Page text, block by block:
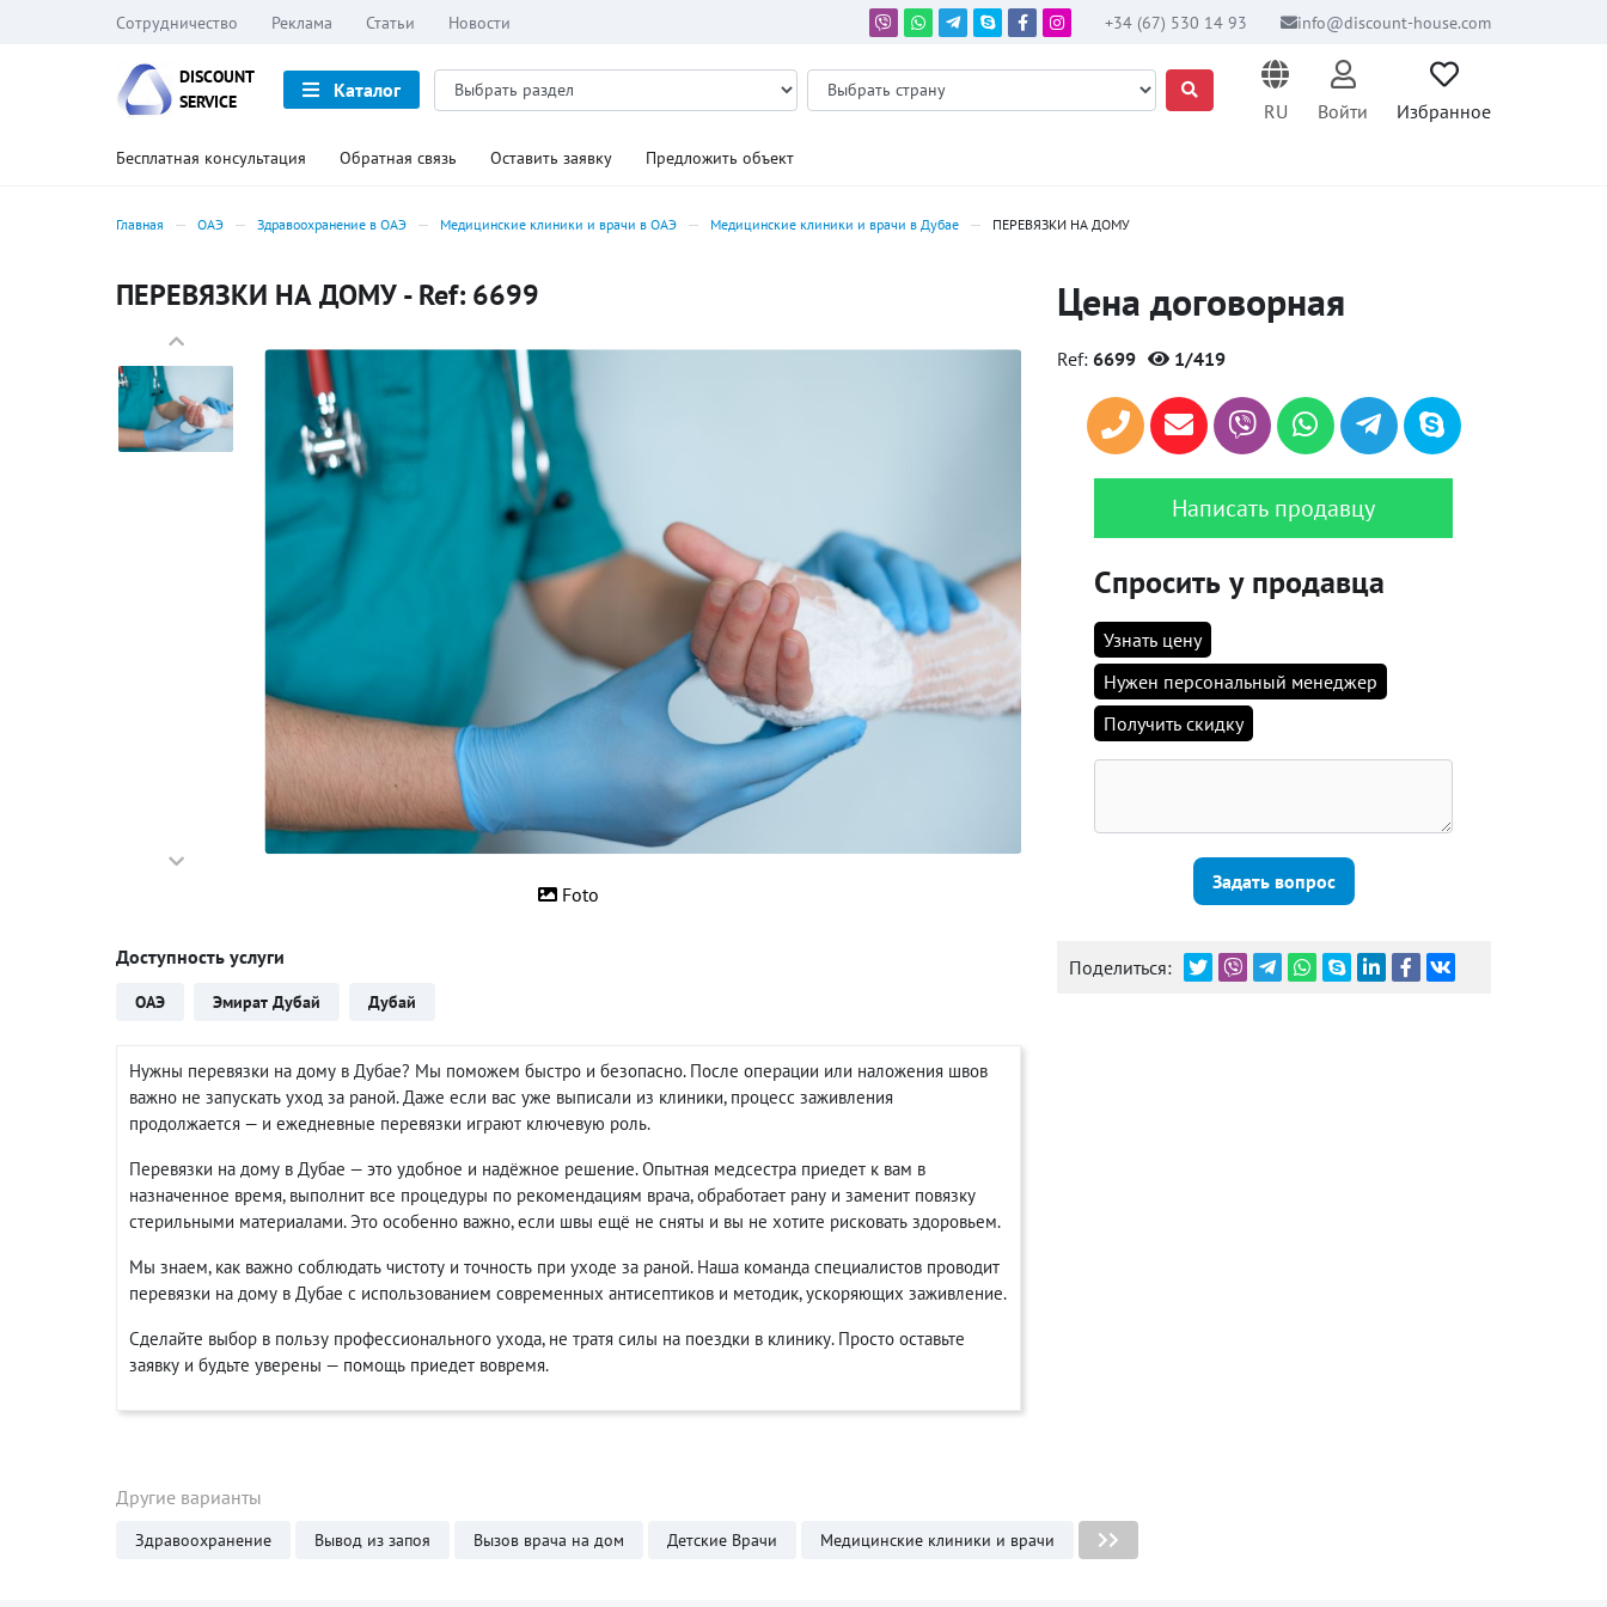
Сотрудничество Реклама Статьи Новости +34 (67) 530 14 93 info@discount-house.com
DISCOUNT
SERVICE
Каталог
RU
Войти Избранное
Бесплатная консультация Обратная связь Оставить заявку Предложить объект
Главная ОАЭ Здравоохранение в ОАЭ Медицинские клиники и врачи в ОАЭ Медицинские клиники и врачи в Дубае ПЕРЕВЯЗКИ НА ДОМУ
ПЕРЕВЯЗКИ НА ДОМУ - Ref: 6699
Foto
Доступность услуги
ОАЭ Эмират Дубай Дубай
Нужны перевязки на дому в Дубае? Мы поможем быстро и безопасно. После операции или наложения швов
важно не запускать уход за раной. Даже если вас уже выписали из клиники, процесс заживления
продолжается — и ежедневные перевязки играют ключевую роль.
Перевязки на дому в Дубае — это удобное и надёжное решение. Опытная медсестра приедет к вам в
назначенное время, выполнит все процедуры по рекомендациям врача, обработает рану и заменит повязку
стерильными материалами. Это особенно важно, если швы ещё не сняты и вы не хотите рисковать здоровьем.
Мы знаем, как важно соблюдать чистоту и точность при уходе за раной. Наша команда специалистов проводит
перевязки на дому в Дубае с использованием современных антисептиков и методик, ускоряющих заживление.
Сделайте выбор в пользу профессионального ухода, не тратя силы на поездки в клинику. Просто оставьте
заявку и будьте уверены — помощь приедет вовремя.
Цена договорная
Ref: 6699 1/419
Написать продавцу
Спросить у продавца
Узнать цену
Нужен персональный менеджер
Получить скидку
Задать вопрос
Поделиться:
Другие варианты
Здравоохранение Вывод из запоя Вызов врача на дом Детские Врачи Медицинские клиники и врачи